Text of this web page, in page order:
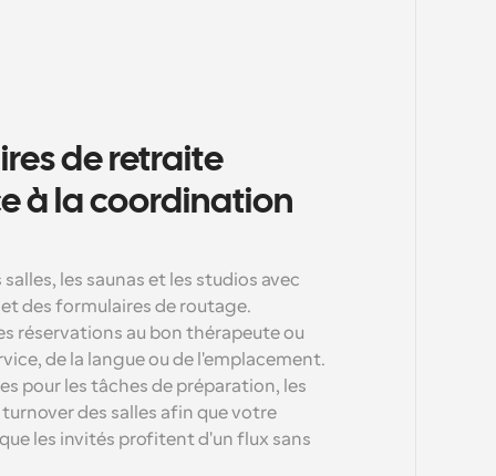
de retraite
à la coordination
les saunas et les studios avec
des formulaires de routage.
réservations au bon thérapeute ou
de la langue ou de l'emplacement.
pour les tâches de préparation, les
des salles afin que votre
les invités profitent d'un flux sans